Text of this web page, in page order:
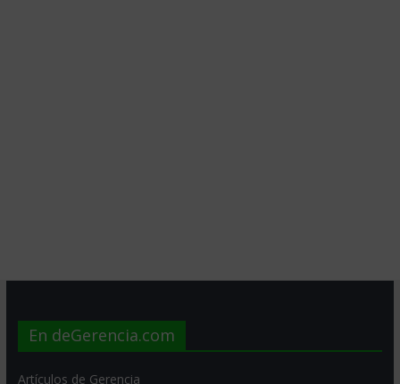
En deGerencia.com
Artículos de Gerencia